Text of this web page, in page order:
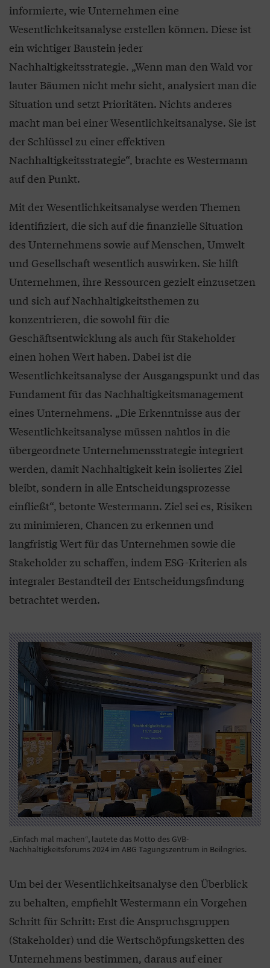
informierte, wie Unternehmen eine
Wesentlichkeitsanalyse erstellen können. Diese ist
ein wichtiger Baustein jeder
Nachhaltigkeitsstrategie. „Wenn man den Wald vor
lauter Bäumen nicht mehr sieht, analysiert man die
Situation und setzt Prioritäten. Nichts anderes
macht man bei einer Wesentlichkeitsanalyse. Sie ist
der Schlüssel zu einer effektiven
Nachhaltigkeitsstrategie“, brachte es Westermann
auf den Punkt.
Mit der Wesentlichkeitsanalyse werden Themen
identifiziert, die sich auf die finanzielle Situation
des Unternehmens sowie auf Menschen, Umwelt
und Gesellschaft wesentlich auswirken. Sie hilft
Unternehmen, ihre Ressourcen gezielt einzusetzen
und sich auf Nachhaltigkeitsthemen zu
konzentrieren, die sowohl für die
Geschäftsentwicklung als auch für Stakeholder
einen hohen Wert haben. Dabei ist die
Wesentlichkeitsanalyse der Ausgangspunkt und das
Fundament für das Nachhaltigkeitsmanagement
eines Unternehmens. „Die Erkenntnisse aus der
Wesentlichkeitsanalyse müssen nahtlos in die
übergeordnete Unternehmensstrategie integriert
werden, damit Nachhaltigkeit kein isoliertes Ziel
bleibt, sondern in alle Entscheidungsprozesse
einfließt“, betonte Westermann. Ziel sei es, Risiken
zu minimieren, Chancen zu erkennen und
langfristig Wert für das Unternehmen sowie die
Stakeholder zu schaffen, indem ESG-Kriterien als
integraler Bestandteil der Entscheidungsfindung
betrachtet werden.
„Einfach mal machen“, lautete das Motto des GVB-
Nachhaltigkeitsforums 2024 im ABG Tagungszentrum in Beilngries.
Um bei der Wesentlichkeitsanalyse den Überblick
zu behalten, empfiehlt Westermann ein Vorgehen
Schritt für Schritt: Erst die Anspruchsgruppen
(Stakeholder) und die Wertschöpfungsketten des
Unternehmens bestimmen, daraus auf einer